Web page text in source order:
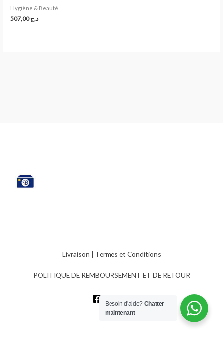
Hygiène & Beauté
د.ج507,00
Livraison | Termes et Conditions
POLITIQUE DE REMBOURSEMENT ET DE RETOUR
Besoin d'aide? Chatter
maintenant